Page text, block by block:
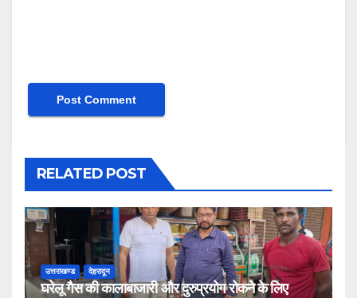
RELATED POST
उत्तराखण्ड देहरादून
घरेलू गैस की कालाबाजारी और दुरुप्रयोग रोकने के लिए